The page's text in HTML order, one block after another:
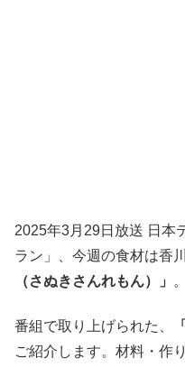
2025年3月29日放送 日本
ラン」、今週の食材は香
（さぬきさんれもん）」
。
番組で取り上げられた、
ご紹介します。材料・作